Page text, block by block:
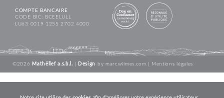
COMPTE BANCAIRE
CODE BIC: BCEELULL
LU63 0019 1255 2702 4000
©2026 Mathëllef a.s.b.l. Design by marcwilmes.com Mentions légales